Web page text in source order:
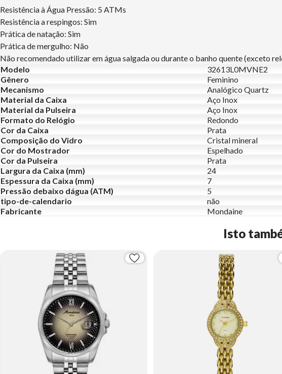
Resistência à Água Pressão: 5 ATMs
Resistência a respingos: Sim
Prática de natação: Sim
Prática de mergulho: Não
Não recomendado utilizar em água salgada ou durante o banho quente (exceto
Modelo
32613L0MVNE2
Gênero
Feminino
Mecanismo
Analógico Quartz
Material da Caixa
Aço Inox
Material da Pulseira
Aço Inox
Formato do Relógio
Redondo
Cor da Caixa
Prata
Composição do Vidro
Cristal mineral
Cor do Mostrador
Espelhado
Cor da Pulseira
Prata
Largura da Caixa (mm)
24
Espessura da Caixa (mm)
7
Pressão debaixo dágua (ATM)
5
tipo-de-calendario
não
Fabricante
Mondaine
Isto